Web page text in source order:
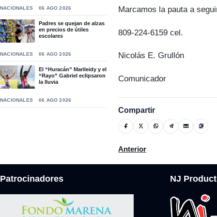
NACIONALES 06 AGO 2026
Padres se quejan de alzas
en precios de útiles
escolares
NACIONALES 06 AGO 2026
El “Huracán” Marileidy y el
“Rayo” Gabriel eclipsaron
la lluvia
NACIONALES 06 AGO 2026
Marcamos la pauta a
809-224-6159 cel.
Nicolás E. Grullón
Comunicador
Compartir
Artículo anterior: Mocanos
Anterior
Patrocinadores NJ